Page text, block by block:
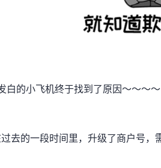
白的小飞机终于找到了原因～～～～
去的一段时间里，升级了商户号，